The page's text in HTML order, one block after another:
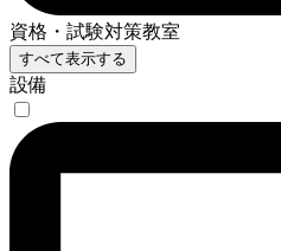
資格・試験対策教室
すべて表示する
設備